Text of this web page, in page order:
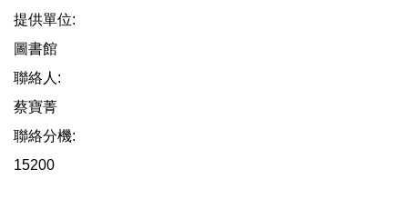
提供單位:
圖書館
聯絡人:
蔡寶菁
聯絡分機:
15200